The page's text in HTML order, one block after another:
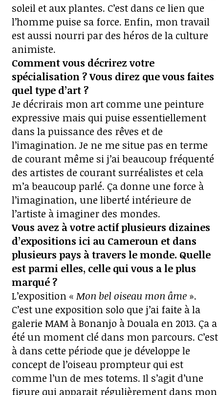
soleil et aux plantes. C’est dans ce lien que
l’homme puise sa force. Enfin, mon travail
est aussi nourri par des héros de la culture
animiste.
Comment vous décrirez votre
spécialisation ? Vous direz que vous faites
quel type d’art ?
Je décrirais mon art comme une peinture
expressive mais qui puise essentiellement
dans la puissance des rêves et de
l’imagination. Je ne me situe pas en terme
de courant même si j’ai beaucoup fréquenté
des artistes de courant surréalistes et cela
m’a beaucoup parlé. Ça donne une force à
l’imagination, une liberté intérieure de
l’artiste à imaginer des mondes.
Vous avez à votre actif plusieurs dizaines
d’expositions ici au Cameroun et dans
plusieurs pays à travers le monde. Quelle
est parmi elles, celle qui vous a le plus
marqué ?
L’exposition « Mon bel oiseau mon âme ».
C’est une exposition solo que j’ai faite à la
galerie MAM à Bonanjo à Douala en 2013. Ça a
été un moment clé dans mon parcours. C’est
à dans cette période que je développe le
concept de l’oiseau prompteur qui est
comme l’un de mes totems. Il s’agit d’une
figure qui apparait régulièrement dans mon